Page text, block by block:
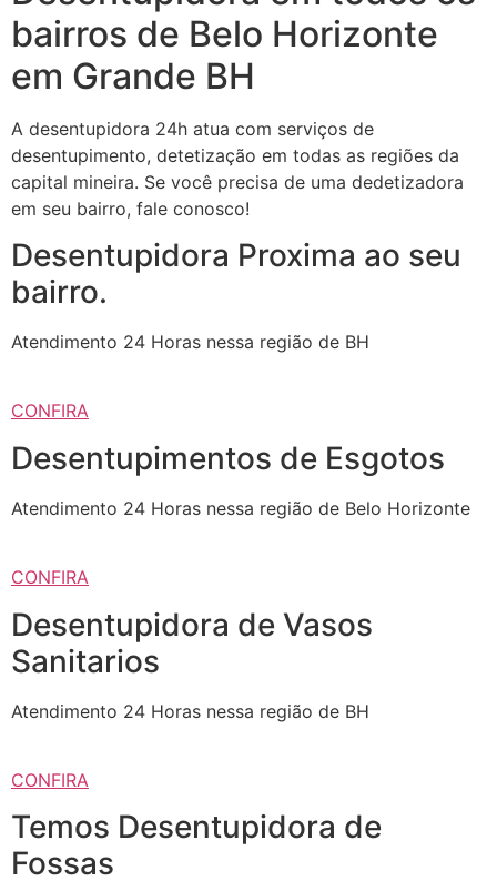
bairros de Belo Horizonte
em Grande BH
A desentupidora 24h atua com serviços de
desentupimento, detetização em todas as regiões da
capital mineira. Se você precisa de uma dedetizadora
em seu bairro, fale conosco!
Desentupidora Proxima ao seu
bairro.
Atendimento 24 Horas nessa região de BH
CONFIRA
Desentupimentos de Esgotos
Atendimento 24 Horas nessa região de Belo Horizonte
CONFIRA
Desentupidora de Vasos
Sanitarios
Atendimento 24 Horas nessa região de BH
CONFIRA
Temos Desentupidora de
Fossas